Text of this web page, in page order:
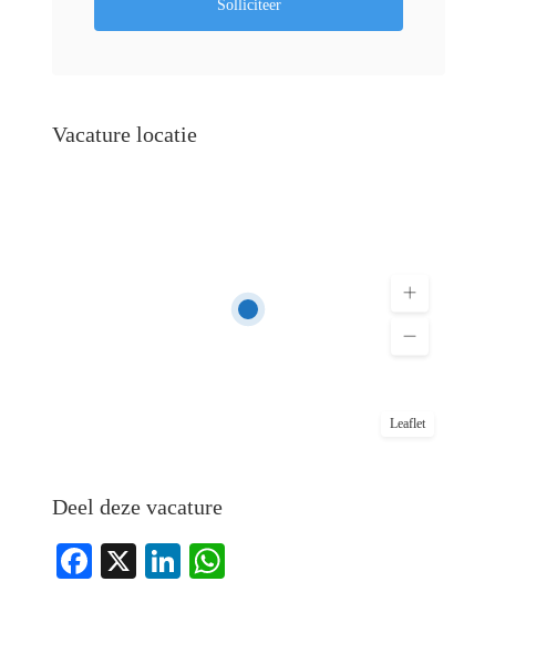
Solliciteer
Vacature locatie
Leaflet
Deel deze vacature
Facebook
X LinkedIn